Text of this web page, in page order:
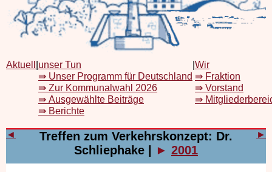
Aktuell
unser Tun
⇛ Unser Programm für Deutschland
⇛ Zur Kommunalwahl 2026
⇛ Ausgewählte Beiträge
⇛ Berichte
Wir
⇛ Fraktion
⇛ Vorstand
⇛
◄
Treffen zum Verkehrskonzept: Dr.
Schliephake
► 2001
►